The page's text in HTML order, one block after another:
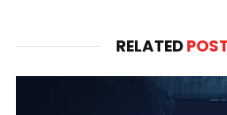
RELATED